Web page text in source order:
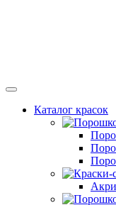
Каталог красок